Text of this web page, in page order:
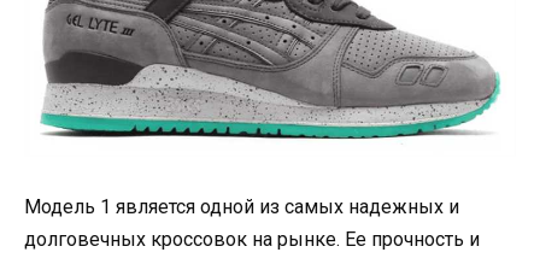
Модель 1 является одной из самых надежных и
долговечных кроссовок на рынке. Ее прочность и